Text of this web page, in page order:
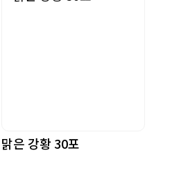
맑은 강황 30포